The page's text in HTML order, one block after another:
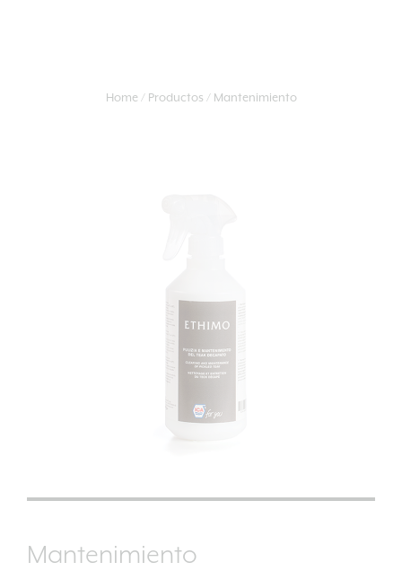
Home Productos Mantenimiento
Mantenimiento